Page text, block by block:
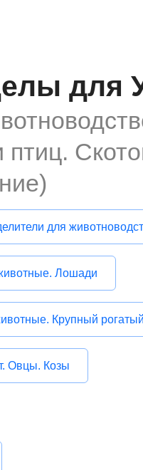
для
птиц.
для
Лошади
Крупный
Овцы. Козы